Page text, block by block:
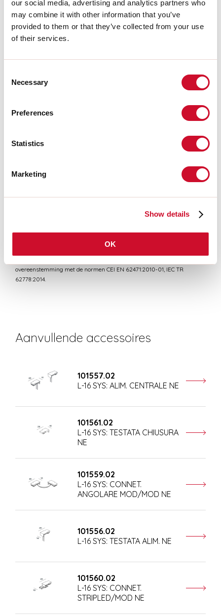
our social media, advertising and analytics partners who
may combine it with other information that you’ve
provided to them or that they’ve collected from your use
of their services.
Selection
Necessary
Preferences
Statistics
Marketing
Show details
OK
MONTAGE-INSTRUCTIES
Conformiteit
overeenstemming met de normen CEI EN 62471:2010-01, IEC TR
62778:2014.
Aanvullende accessoires
101557.02
L-16 SYS: ALIM. CENTRALE NE
101561.02
L-16 SYS: TESTATA CHIUSURA
NE
101559.02
L-16 SYS: CONNET.
ANGOLARE MOD/MOD NE
101556.02
L-16 SYS: TESTATA ALIM. NE
101560.02
L-16 SYS: CONNET.
STRIPLED/MOD NE